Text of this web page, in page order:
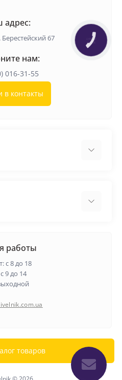
адрес:
67
нам:
016-31-55
в контакты
работы
с 8 до 18
9 до 14
товаров
КНОПКА
ЗВ'ЯЗКУ